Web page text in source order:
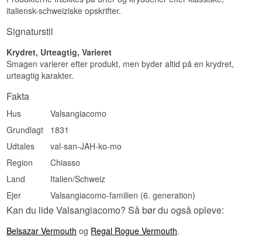
ABV: 15%
Størrelse: 75 CL
Serveringsforslag: Nydes kold på isterninger,
Balsamisk, Vaniljepræget, Urtekompleks,
Vidste du at?
grænseby Chiasso, hvor Vittore Valsangiacomo
grundlagde det første vinhus i 1831 - mere end
50 år før familien slog sig ned i Valencia.
italiensk-schweiziske opskrifter.
Signaturstil
Krydret, Urteagtig, Varieret
Smagen varierer efter produkt, men byder altid på en krydret,
urteagtig karakter.
Fakta
Hus
Valsangiacomo
Grundlagt
1831
Udtales
val-san-JAH-ko-mo
Region
Chiasso
Land
Italien/Schweiz
Ejer
Valsangiacomo-familien (6. generation)
Kan du lide Valsangiacomo? Så bør du også opleve:
Belsazar Vermouth og Regal Rogue Vermouth.